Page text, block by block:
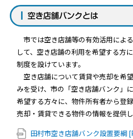
空き店舗バンクとは
市では空き店舗等の有効活用によ
して、空き店舗の利用を希望する方
制度を設けています。
空き店舗について賃貸や売却を希
みを受け、市の「空き店舗バンク」
希望する方々に、物件所有者から登
売却・賃貸できる物件の情報を提供し
田村市空き店舗バンク設置要綱